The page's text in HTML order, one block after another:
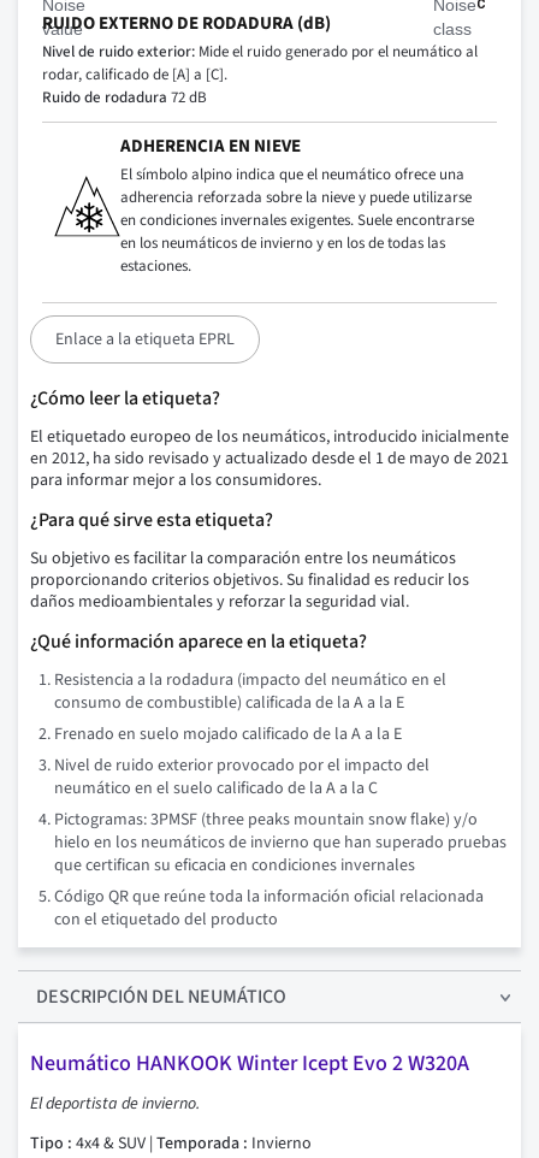
RUIDO EXTERNO DE RODADURA (dB)
Nivel de ruido exterior: Mide el ruido generado por el neumático al
rodar, calificado de [A] a [C].
Ruido de rodadura 72 dB
ADHERENCIA EN NIEVE
El símbolo alpino indica que el neumático ofrece una
adherencia reforzada sobre la nieve y puede utilizarse
en condiciones invernales exigentes. Suele encontrarse
en los neumáticos de invierno y en los de todas las
estaciones.
Enlace a la etiqueta EPRL
¿Cómo leer la etiqueta?
El etiquetado europeo de los neumáticos, introducido inicialmente
en 2012, ha sido revisado y actualizado desde el 1 de mayo de 2021
para informar mejor a los consumidores.
¿Para qué sirve esta etiqueta?
Su objetivo es facilitar la comparación entre los neumáticos
proporcionando criterios objetivos. Su finalidad es reducir los
daños medioambientales y reforzar la seguridad vial.
¿Qué información aparece en la etiqueta?
Resistencia a la rodadura (impacto del neumático en el
consumo de combustible) calificada de la A a la E
Frenado en suelo mojado calificado de la A a la E
Nivel de ruido exterior provocado por el impacto del
neumático en el suelo calificado de la A a la C
Pictogramas: 3PMSF (three peaks mountain snow flake) y/o
hielo en los neumáticos de invierno que han superado pruebas
que certifican su eficacia en condiciones invernales
Código QR que reúne toda la información oficial relacionada
con el etiquetado del producto
DESCRIPCIÓN DEL NEUMÁTICO
Neumático HANKOOK Winter Icept Evo 2 W320A
El deportista de invierno.
Tipo : 4x4 & SUV | Temporada : Invierno